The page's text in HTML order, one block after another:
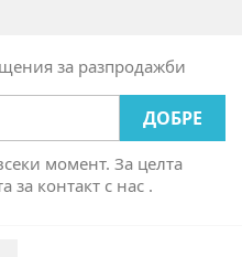
за разпродажби
момент. За целта
контакт с нас .